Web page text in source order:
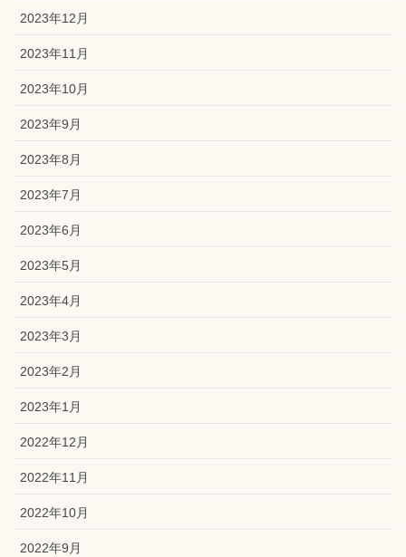
2023年12月
2023年11月
2023年10月
2023年9月
2023年8月
2023年7月
2023年6月
2023年5月
2023年4月
2023年3月
2023年2月
2023年1月
2022年12月
2022年11月
2022年10月
2022年9月